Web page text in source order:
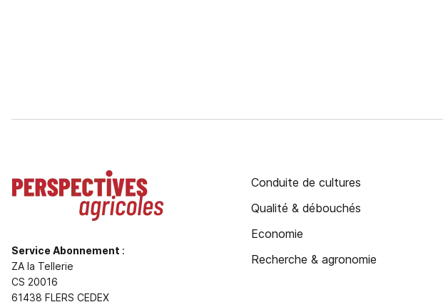
Service Abonnement :
ZA la Tellerie
CS 20016
61438 FLERS CEDEX
Conduite de cultures
Qualité & débouchés
Economie
Recherche & agronomie